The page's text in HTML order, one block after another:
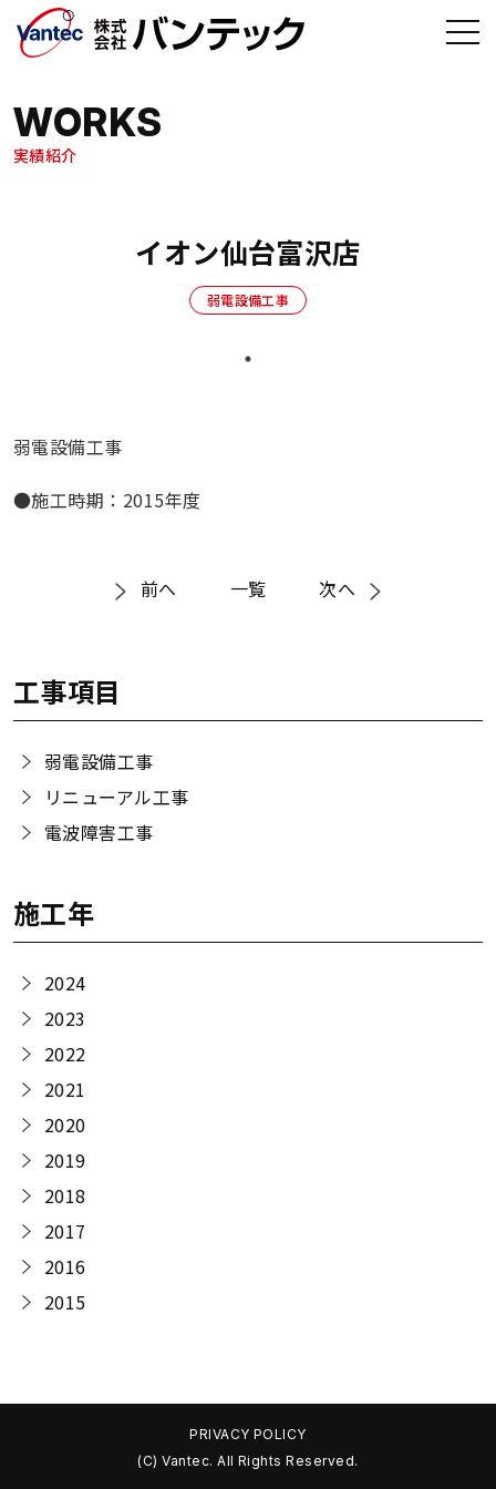
メインコンテンツへ移動
WORKS
実績紹介
イオン仙台富沢店
弱電設備工事
弱電設備工事
●施工時期：2015年度
前へ 一覧 次へ
工事項目
弱電設備工事
リニューアル工事
電波障害工事
施工年
2024
2023
2022
2021
2020
2019
2018
2017
2016
2015
PRIVACY POLICY
(C) Vantec. All Rights Reserved.